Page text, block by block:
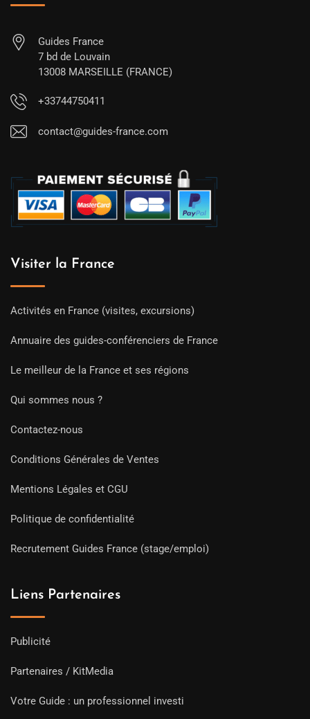
Guides France
7 bd de Louvain
13008 MARSEILLE (FRANCE)
+33744750411
contact@guides-france.com
Visiter la France
Activités en France (visites, excursions)
Annuaire des guides-conférenciers de France
Le meilleur de la France et ses régions
Qui sommes nous ?
Contactez-nous
Conditions Générales de Ventes
Mentions Légales et CGU
Politique de confidentialité
Recrutement Guides France (stage/emploi)
Liens Partenaires
Publicité
Partenaires / KitMedia
Votre Guide : un professionnel investi